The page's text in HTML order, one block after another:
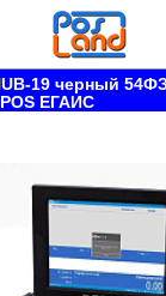
19 черный
ЕГАИС